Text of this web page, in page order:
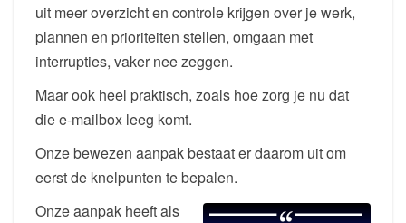
uit meer overzicht en controle krijgen over je werk,
plannen en prioriteiten stellen, omgaan met
interrupties, vaker nee zeggen.
Maar ook heel praktisch, zoals hoe zorg je nu dat
die e-mailbox leeg komt.
Onze bewezen aanpak bestaat er daarom uit om
eerst de knelpunten te bepalen.
Onze aanpak heeft als